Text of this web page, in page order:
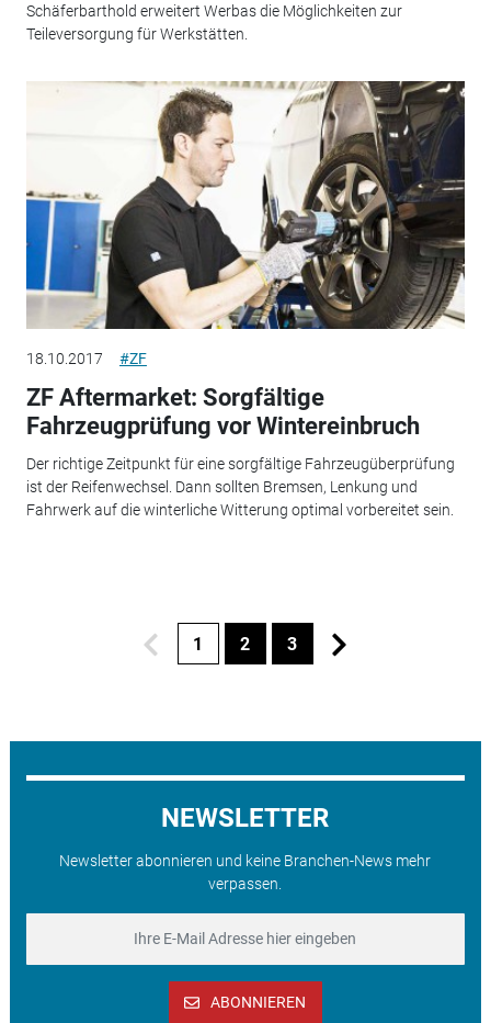
Schäferbarthold erweitert Werbas die Möglichkeiten zur
Teileversorgung für Werkstätten.
18.10.2017 #ZF
ZF Aftermarket: Sorgfältige
Fahrzeugprüfung vor Wintereinbruch
Der richtige Zeitpunkt für eine sorgfältige Fahrzeugüberprüfung
ist der Reifenwechsel. Dann sollten Bremsen, Lenkung und
Fahrwerk auf die winterliche Witterung optimal vorbereitet sein.
1 2 3
NEWSLETTER
Newsletter abonnieren und keine Branchen-News mehr
verpassen.
ABONNIEREN